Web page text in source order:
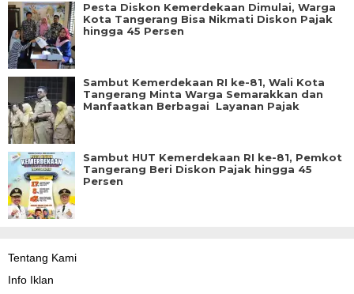
Pesta Diskon Kemerdekaan Dimulai, Warga
Kota Tangerang Bisa Nikmati Diskon Pajak
hingga 45 Persen
Sambut Kemerdekaan RI ke-81, Wali Kota
Tangerang Minta Warga Semarakkan dan
Manfaatkan Berbagai Layanan Pajak
Sambut HUT Kemerdekaan RI ke-81, Pemkot
Tangerang Beri Diskon Pajak hingga 45
Persen
Tentang Kami
Info Iklan